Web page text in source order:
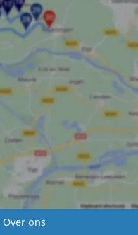
Over ons